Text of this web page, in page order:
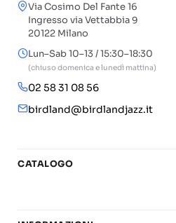
Via Cosimo Del Fante 16
Ingresso via Vettabbia 9
20122 Milano
Lun–Sab 10–13 / 15:30–18:30
(chiuso domenica e lunedì mattina)
02 58 31 08 56
birdland@birdlandjazz.it
CATALOGO
Chitarra